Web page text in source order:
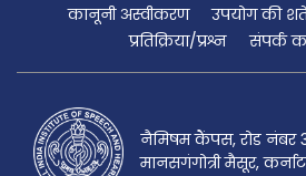
कानूनी अस्वीकरण उपयोग की
प्रतिक्रिया/प्रश्न
संपर्क
नैमिषम कैंपस, रोड नंबर
मानसगंगोत्री मैसूर,